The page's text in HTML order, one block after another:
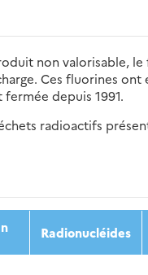
non valorisable,
Ces fluorines
depuis 1991.
radioactifs
2021
Radionucléides